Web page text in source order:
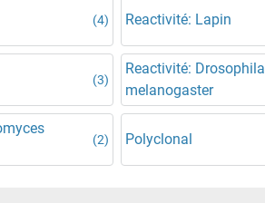
(4) Reactivité: Lapin
(3)
Reactivité: Drosophila
melanogaster
(2) Polyclonal